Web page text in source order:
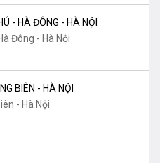
- HÀ ĐÔNG - HÀ NỘI
Đông - Hà Nội
BIÊN - HÀ NỘI
- Hà Nội